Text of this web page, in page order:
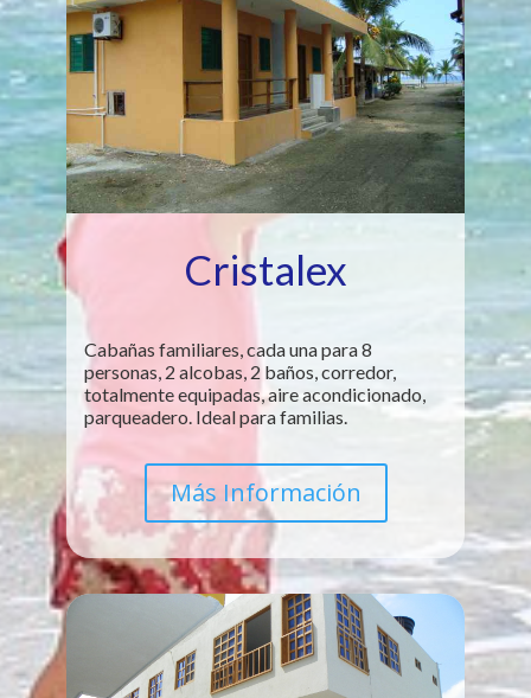
Cristalex
Cabañas familiares, cada una para 8
personas, 2 alcobas, 2 baños, corredor,
totalmente equipadas, aire acondicionado,
parqueadero. Ideal para familias.
Más Información